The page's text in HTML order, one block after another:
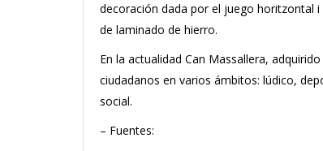
decoración dada por el juego horitzontal
de laminado de hierro.
En la actualidad Can Massallera,
ciudadanos en varios ámbitos: lúdico,
social.
– Fuentes: